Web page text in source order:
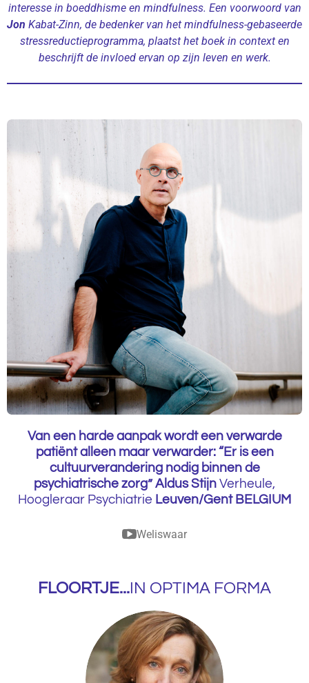
interesse in boeddhisme en mindfulness. Een voorwoord van
Jon Kabat-Zinn, de bedenker van het mindfulness-gebaseerde
stressreductieprogramma, plaatst het boek in context en
beschrijft de invloed ervan op zijn leven en werk.
Van een harde aanpak wordt een verwarde
patiënt alleen maar verwarder: “Er is een
cultuurverandering nodig binnen de
psychiatrische zorg” Aldus Stijn Verheule,
Hoogleraar Psychiatrie Leuven/Gent BELGIUM
Weliswaar
FLOORTJE...IN OPTIMA FORMA